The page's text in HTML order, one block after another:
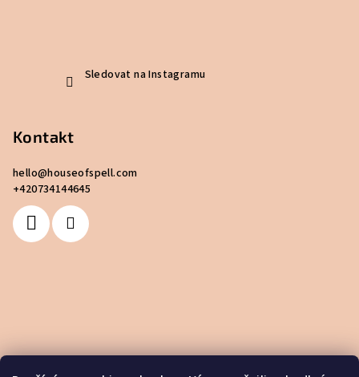
Sledovat na Instagramu
Kontakt
hello@houseofspell.com
+420734144645